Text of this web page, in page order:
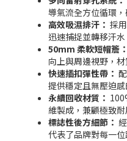
導氣流全方位循環
高效吸濕排汗： 採
迅速捕捉並轉移汗
50mm 柔軟短帽簷：
向上與周邊視野，
快速插扣彈性帶：
提供穩定且無壓迫
永續回收材質：
維製成，兼顧極致
標誌性後方細節：
代表了品牌對每一